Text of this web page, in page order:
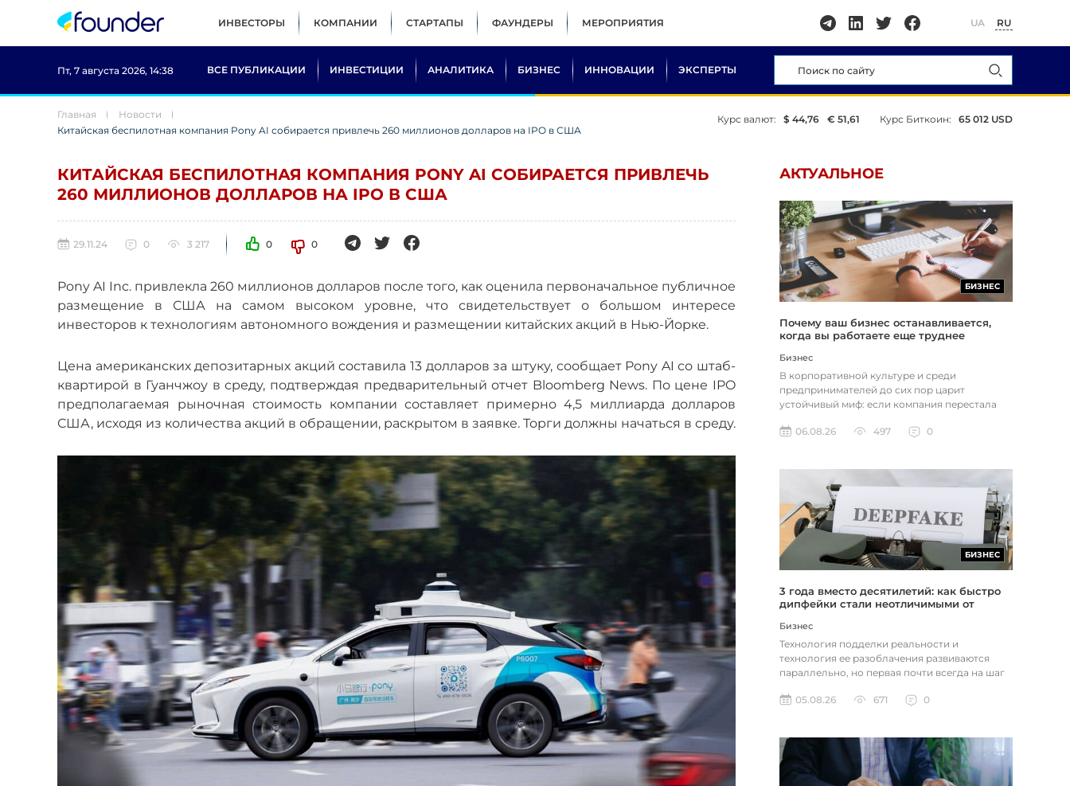
ИНВЕСТОРЫ КОМПАНИИ СТАРТАПЫ ФАУНДЕРЫ МЕРОПРИЯТИЯ UA RU
Пт, 7 августа 2026, 14:38 ВСЕ ПУБЛИКАЦИИ ИНВЕСТИЦИИ АНАЛИТИКА БИЗНЕС ИННОВАЦИИ ЭКСПЕРТЫ
Главная
Новости
Китайская беспилотная компания Pony AI собирается привлечь 260 миллионов долларов на IPO в США
Курс валют: $ 44,76 € 51,61 Курс Биткоин: 65 012 USD
КИТАЙСКАЯ БЕСПИЛОТНАЯ КОМПАНИЯ PONY AI СОБИРАЕТСЯ ПРИВЛЕЧЬ
260 МИЛЛИОНОВ ДОЛЛАРОВ НА IPO В США
29.11.24 0 3 217 0 0
Pony AI Inc. привлекла 260 миллионов долларов после того, как оценила первоначальное публичное
размещение в США на самом высоком уровне, что свидетельствует о большом интересе
инвесторов к технологиям автономного вождения и размещении китайских акций в Нью-Йорке.
Цена американских депозитарных акций составила 13 долларов за штуку, сообщает Pony AI со штаб-
квартирой в Гуанчжоу в среду, подтверждая предварительный отчет Bloomberg News. По цене IPO
предполагаемая рыночная стоимость компании составляет примерно 4,5 миллиарда долларов
США, исходя из количества акций в обращении, раскрытом в заявке. Торги должны начаться в среду.
АКТУАЛЬНОЕ
БИЗНЕС
Почему ваш бизнес останавливается,
когда вы работаете еще труднее
Бизнес
В корпоративной культуре и среди
предпринимателей до сих пор царит
устойчивый миф: если компания перестала
пр...06.08.26 497 0
БИЗНЕС
3 года вместо десятилетий: как быстро
дипфейки стали неотличимыми от
Бизнес
Технология подделки реальности и
технология ее разоблачения развиваются
параллельно, но первая почти всегда на шаг
05.08.26
671 0